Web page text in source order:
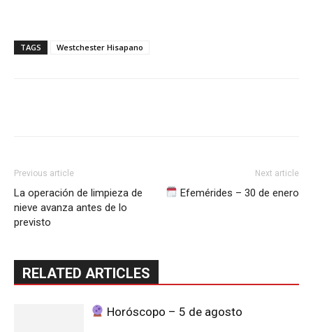
TAGS Westchester Hisapano
Previous article
La operación de limpieza de
nieve avanza antes de lo
previsto
Next article
Efemérides – 30 de enero
RELATED ARTICLES
Horóscopo – 5 de agosto